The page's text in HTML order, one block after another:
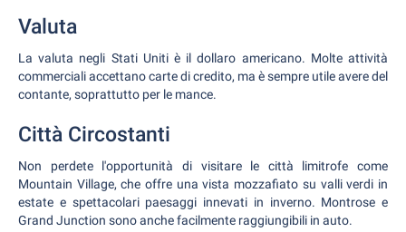
Valuta
La valuta negli Stati Uniti è il dollaro americano. Molte attività
commerciali accettano carte di credito, ma è sempre utile avere del
contante, soprattutto per le mance.
Città Circostanti
Non perdete l'opportunità di visitare le città limitrofe come
Mountain Village, che offre una vista mozzafiato su valli verdi in
estate e spettacolari paesaggi innevati in inverno. Montrose e
Grand Junction sono anche facilmente raggiungibili in auto.